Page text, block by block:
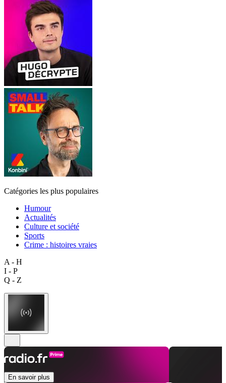
Catégories les plus populaires
Humour
Actualités
Culture et société
Sports
Crime : histoires vraies
A - H
I - P
Q - Z
En savoir plus